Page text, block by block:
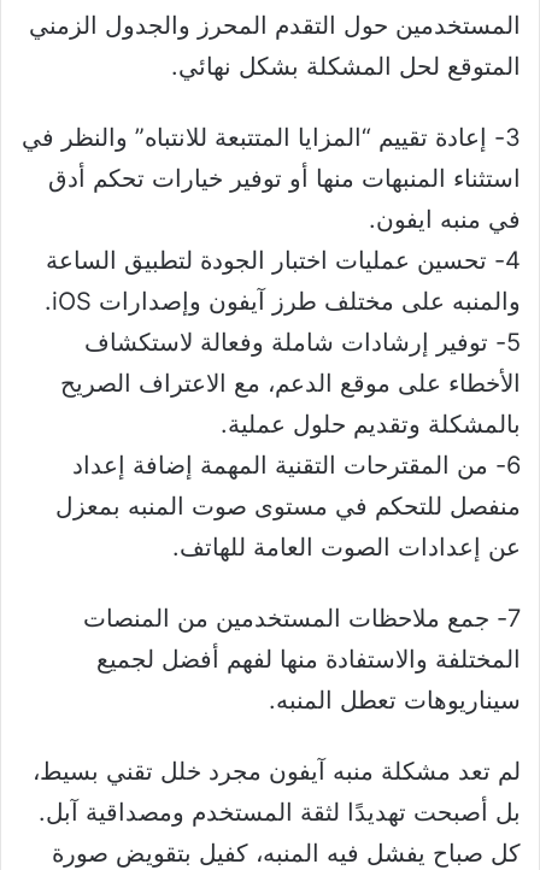
المستخدمين حول التقدم المحرز والجدول الزمني
المتوقع لحل المشكلة بشكل نهائي.
3- إعادة تقييم “المزايا المتتبعة للانتباه” والنظر في
استثناء المنبهات منها أو توفير خيارات تحكم أدق
في منبه ايفون.
4- تحسين عمليات اختبار الجودة لتطبيق الساعة
والمنبه على مختلف طرز آيفون وإصدارات iOS.
5- توفير إرشادات شاملة وفعالة لاستكشاف
الأخطاء على موقع الدعم، مع الاعتراف الصريح
بالمشكلة وتقديم حلول عملية.
6- من المقترحات التقنية المهمة إضافة إعداد
منفصل للتحكم في مستوى صوت المنبه بمعزل
عن إعدادات الصوت العامة للهاتف.
7- جمع ملاحظات المستخدمين من المنصات
المختلفة والاستفادة منها لفهم أفضل لجميع
سيناريوهات تعطل المنبه.
لم تعد مشكلة منبه آيفون مجرد خلل تقني بسيط،
بل أصبحت تهديدًا لثقة المستخدم ومصداقية آبل.
كل صباح يفشل فيه المنبه، كفيل بتقويض صورة